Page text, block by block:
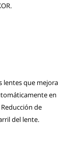
lentes que mejora
en
de
del lente.